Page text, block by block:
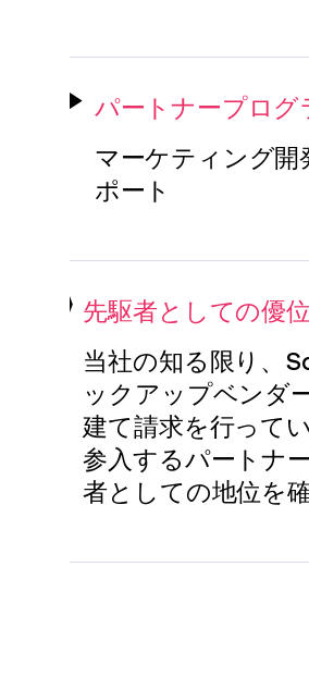
パートナープログ
マーケティング
ポート
先駆者としての優
当社の知る限り、
ックアップベンダ
建て請求を行って
参入するパートナ
者としての地位を